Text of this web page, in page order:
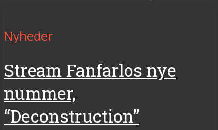
Nyheder
Stream Fanfarlos nye
nummer,
“Deconstruction”